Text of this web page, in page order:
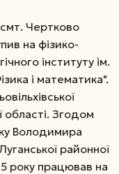
Чертково
на фізико-
інституту ім.
і математика".
області. Згодом
Володимира
районної
року працював на